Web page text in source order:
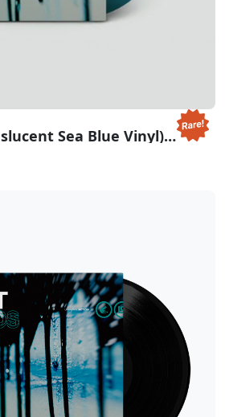
Lost Demos (Translucent Sea Blue Vinyl)(RSD BF 2023)